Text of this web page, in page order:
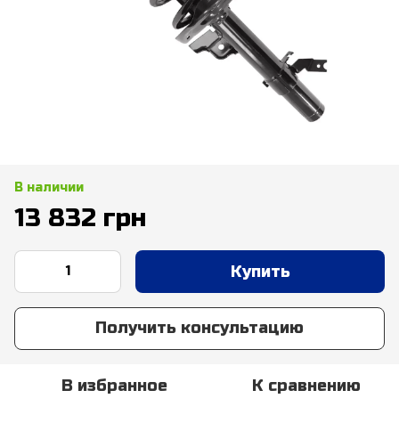
В наличии
13 832 грн
Купить
Получить консультацию
В избранное К сравнению